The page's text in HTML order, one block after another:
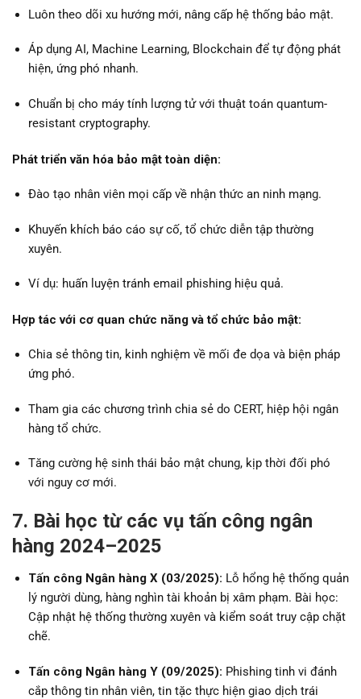
Luôn theo dõi xu hướng mới, nâng cấp hệ thống bảo mật.
Áp dụng AI, Machine Learning, Blockchain để tự động phát
hiện, ứng phó nhanh.
Chuẩn bị cho máy tính lượng tử với thuật toán quantum-
resistant cryptography.
Phát triển văn hóa bảo mật toàn diện:
Đào tạo nhân viên mọi cấp về nhận thức an ninh mạng.
Khuyến khích báo cáo sự cố, tổ chức diễn tập thường
xuyên.
Ví dụ: huấn luyện tránh email phishing hiệu quả.
Hợp tác với cơ quan chức năng và tổ chức bảo mật:
Chia sẻ thông tin, kinh nghiệm về mối đe dọa và biện pháp
ứng phó.
Tham gia các chương trình chia sẻ do CERT, hiệp hội ngân
hàng tổ chức.
Tăng cường hệ sinh thái bảo mật chung, kịp thời đối phó
với nguy cơ mới.
7. Bài học từ các vụ tấn công ngân
hàng 2024–2025
Tấn công Ngân hàng X (03/2025): Lỗ hổng hệ thống quản
lý người dùng, hàng nghìn tài khoản bị xâm phạm. Bài học:
Cập nhật hệ thống thường xuyên và kiểm soát truy cập chặt
chẽ.
Tấn công Ngân hàng Y (09/2025): Phishing tinh vi đánh
cắp thông tin nhân viên, tin tặc thực hiện giao dịch trái